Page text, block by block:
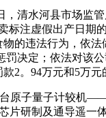
清水河县市场监管
标注虚假出产日期
的违法行为，依法
罚决定；依法对该
2。94万元和5万元
子量子计较机
片研制及通导遥一